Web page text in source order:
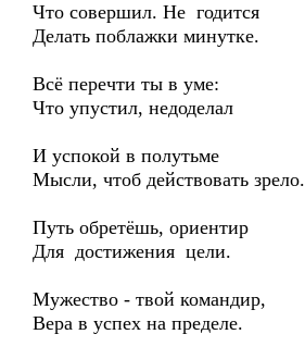
Что совершил. Не годится
Делать поблажки минутке.
Всё перечти ты в уме:
Что упустил, недоделал
И успокой в полутьме
Мысли, чтоб действовать зрело.
Путь обретёшь, ориентир
Для достижения цели.
Мужество - твой командир,
Вера в успех на пределе.